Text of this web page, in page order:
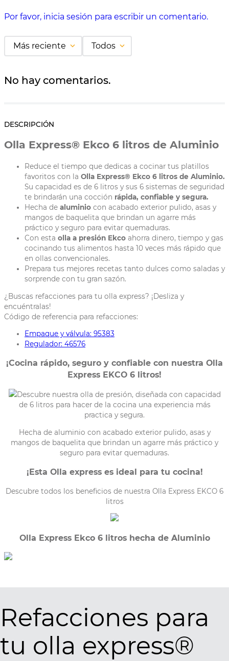
Por favor, inicia sesión para escribir un comentario.
Más reciente Todos
No hay comentarios.
DESCRIPCIÓN
Olla Express® Ekco 6 litros de Aluminio
Reduce el tiempo que dedicas a cocinar tus platillos
favoritos con la Olla Express® Ekco 6 litros de Aluminio.
Su capacidad es de 6 litros y sus 6 sistemas de seguridad
te brindarán una cocción rápida, confiable y segura.
Hecha de aluminio con acabado exterior pulido, asas y
mangos de baquelita que brindan un agarre más
práctico y seguro para evitar quemaduras.
Con esta olla a presión Ekco ahorra dinero, tiempo y gas
cocinando tus alimentos hasta 10 veces más rápido que
en ollas convencionales.
Prepara tus mejores recetas tanto dulces como saladas y
sorprende con tu gran sazón.
¿Buscas refacciones para tu olla express? ¡Desliza y
encuéntralas!
Código de referencia para refacciones:
Empaque y válvula: 95383
Regulador: 46576
¡Cocina rápido, seguro y confiable con nuestra Olla
Express EKCO 6 litros!
Descubre nuestra olla de presión, diseñada con capacidad
de 6 litros para hacer de la cocina una experiencia más
practica y segura.
Hecha de aluminio con acabado exterior pulido, asas y
mangos de baquelita que brindan un agarre más práctico y
seguro para evitar quemaduras.
¡Esta Olla express es ideal para tu cocina!
Descubre todos los beneficios de nuestra Olla Express EKCO 6
litros
Olla Express Ekco 6 litros hecha de Aluminio
Refacciones para
tu olla express®